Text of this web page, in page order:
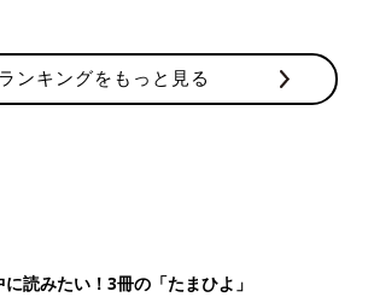
ランキングをもっと見る
に読みたい！3冊の「たまひよ」